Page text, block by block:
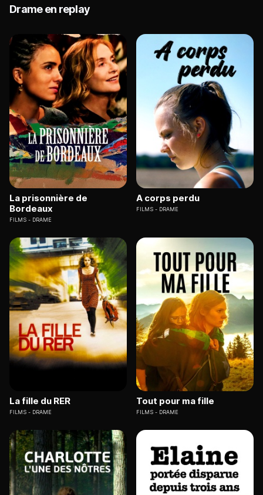
Drame en replay
La prisonnière de
Bordeaux
FILMS DRAME
A corps perdu
FILMS DRAME
La fille du RER
FILMS DRAME
Tout pour ma fille
FILMS DRAME